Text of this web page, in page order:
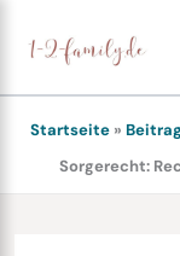
Inhalt
springen
Startseite »
Sorgerecht: